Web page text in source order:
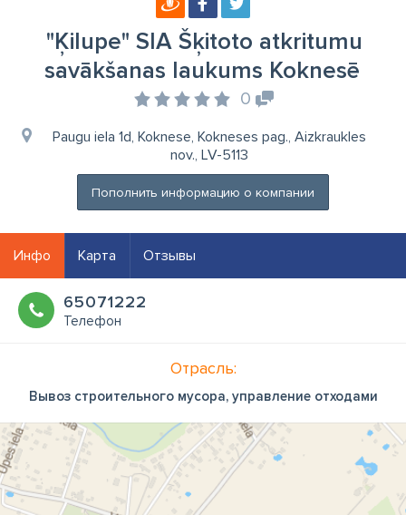
"Ķilupe" SIA Šķitoto atkritumu
savākšanas laukums Koknesē
0
Paugu iela 1d, Koknese, Kokneses pag., Aizkraukles
nov., LV-5113
Пополнить информацию о компании
Инфо Карта Отзывы
65071222
Телефон
Отрасль:
Вывоз строительного мусора, управление отходами